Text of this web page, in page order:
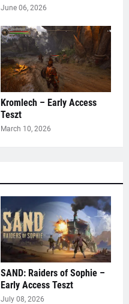
June 06, 2026
Kromlech – Early Access
Teszt
March 10, 2026
SAND: Raiders of Sophie –
Early Access Teszt
July 08, 2026